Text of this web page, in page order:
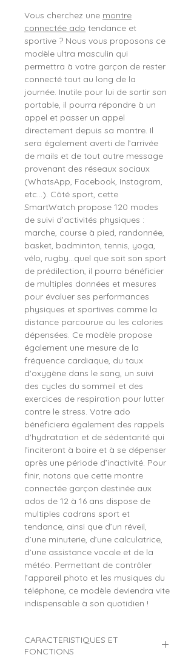
Vous cherchez une montre
connectée ado tendance et
sportive ? Nous vous proposons ce
modèle ultra masculin qui
permettra à votre garçon de rester
connecté tout au long de la
journée. Inutile pour lui de sortir son
portable, il pourra répondre à un
appel et passer un appel
directement depuis sa montre. Il
sera également averti de l’arrivée
de mails et de tout autre message
provenant des réseaux sociaux
(WhatsApp, Facebook, Instagram,
etc...). Côté sport, cette
SmartWatch propose 120 modes
de suivi d’activités physiques :
marche, course à pied, randonnée,
basket, badminton, tennis, yoga,
vélo, rugby…quel que soit son sport
de prédilection, il pourra bénéficier
de multiples données et mesures
pour évaluer ses performances
physiques et sportives comme la
distance parcourue ou les calories
dépensées. Ce modèle propose
également une mesure de la
fréquence cardiaque, du taux
d'oxygène dans le sang, un suivi
des cycles du sommeil et des
exercices de respiration pour lutter
contre le stress. Votre ado
bénéficiera également des rappels
d'hydratation et de sédentarité qui
l’inciteront à boire et à se dépenser
après une période d’inactivité. Pour
finir, notons que cette montre
connectée garçon destinée aux
ados de 12 à 16 ans dispose de
multiples cadrans sport et
tendance, ainsi que d’un réveil,
d’une minuterie, d’une calculatrice,
d’une assistance vocale et de la
météo. Permettant de contrôler
l’appareil photo et les musiques du
téléphone, ce modèle deviendra vite
indispensable à son quotidien !
CARACTERISTIQUES ET
FONCTIONS